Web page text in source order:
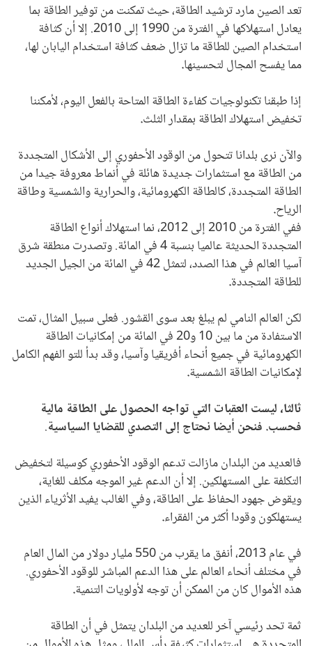
تعد الصين مارد ترشيد الطاقة، حيث تمكنت من توفير الطاقة بما
يعادل استهلاكها في الفترة من 1990 إلى 2010. إلا أن كثافة
استخدام الصين للطاقة ما تزال ضعف كثافة استخدام اليابان لها،
مما يفسح المجال لتحسينها.
إذا طبقنا تكنولوجيات كفاءة الطاقة المتاحة بالفعل اليوم، لأمكننا
تخفيض استهلاك الطاقة بمقدار الثلث.
والآن نرى بلدانا تتحول من الوقود الأحفوري إلى الأشكال المتجددة
من الطاقة مع استثمارات جديدة هائلة في أنماط معروفة جيدا من
الطاقة المتجددة، كالطاقة الكهرومائية، والحرارية والشمسية وطاقة
الرياح.
ففي الفترة من 2010 إلى 2012، نما استهلاك أنواع الطاقة
المتجددة الحديثة عالميا بنسبة 4 في المائة. وتصدرت منطقة شرق
آسيا العالم في هذا الصدد، لتمثل 42 في المائة من الجيل الجديد
للطاقة المتجددة.
لكن العالم النامي لم يبلغ بعد سوى القشور. فعلى سبيل المثال، تمت
الاستفادة من ما بين 10 و20 في المائة من إمكانيات الطاقة
الكهرومائية في جميع أنحاء أفريقيا وآسيا، وقد بدأ للتو الفهم الكامل
لإمكانيات الطاقة الشمسية.
ثالثا، ليست العقبات التي تواجه الحصول على الطاقة مالية
فحسب. فنحن أيضا نحتاج إلى التصدي للقضايا السياسية.
فالعديد من البلدان مازالت تدعم الوقود الأحفوري كوسيلة لتخفيض
التكلفة على المستهلكين. إلا أن الدعم غير الموجه مكلف للغاية،
ويقوض جهود الحفاظ على الطاقة، وفي الغالب يفيد الأثرياء الذين
يستهلكون وقودا أكثر من الفقراء.
في عام 2013، أنفق ما يقرب من 550 مليار دولار من المال العام
في مختلف أنحاء العالم على هذا الدعم المباشر للوقود الأحفوري.
هذه الأموال كان من الممكن أن توجه لأولويات التنمية.
ثمة تحد رئيسي آخر للعديد من البلدان يتمثل في أن الطاقة